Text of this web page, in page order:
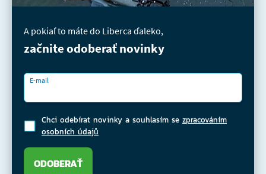
A pokiaľ to máte do Liberca ďaleko,
začnite odoberať novinky
E-mail
Chci odebírat novinky a souhlasím se zpracováním
osobních údajů
ODOBERAŤ